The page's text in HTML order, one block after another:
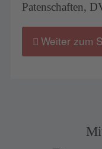
Patenschaften,
Weiter zum